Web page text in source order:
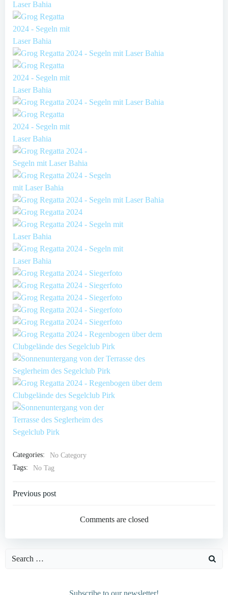
Categories:
No Category
Tags:
No Tag
Post
navigation
Previous post
Comments are closed
Search
Subscribe to our newsletter!